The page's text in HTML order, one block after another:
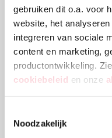
gebruiken dit o.a. voor
website, het
integreren van sociale
content en marketing,
productontwikkeling.
cookiebeleid en onze
Noodzakelijk
Welke
kind verbonden
doen. Welk
daarmee te starten?"